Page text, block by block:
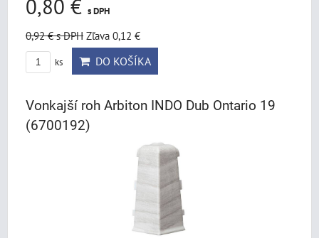
0,80 € s DPH
0,92 €s DPH Zľava 0,12 €
ks DO KOŠÍKA
Vonkajší roh Arbiton INDO Dub Ontario 19
(6700192)